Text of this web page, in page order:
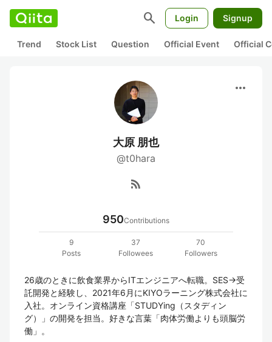
search Login Signup
Trend Stock List Question Official Event Official
more_horiz
大原 朋也
@t0hara
rss_feed
950Contributions
9
Posts
37
Followees
70
Followers
26歳のときに飲食業界からITエンジニアへ転職。SES→受
託開発と経験し、2021年6月にKIYOラーニング株式会社に
入社。オンライン資格講座「STUDYing（スタディン
グ）」の開発を担当。好きな言葉「肉体労働よりも頭脳労
働」。